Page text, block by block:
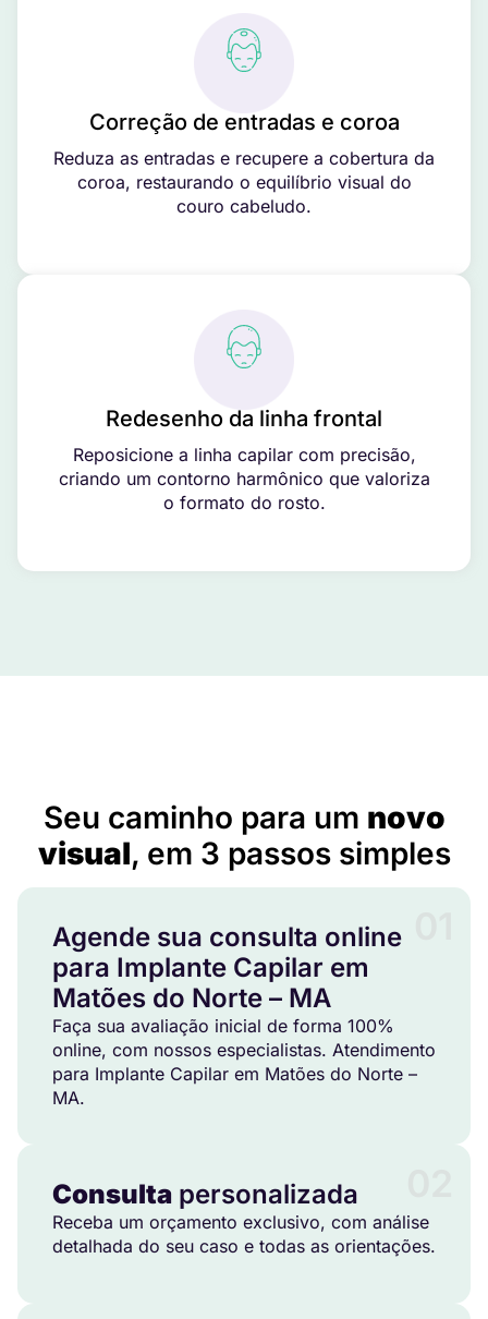
Correção de entradas e coroa
Reduza as entradas e recupere a cobertura da
coroa, restaurando o equilíbrio visual do
couro cabeludo.
Redesenho da linha frontal
Reposicione a linha capilar com precisão,
criando um contorno harmônico que valoriza
o formato do rosto.
Seu caminho para um novo
visual, em 3 passos simples
Agende sua consulta online
para Implante Capilar em
Matões do Norte – MA
Faça sua avaliação inicial de forma 100%
online, com nossos especialistas. Atendimento
para Implante Capilar em Matões do Norte –
MA.
Consulta personalizada
Receba um orçamento exclusivo, com análise
detalhada do seu caso e todas as orientações.